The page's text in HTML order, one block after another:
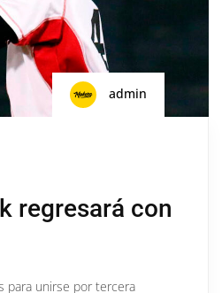
admin
regresará con
para unirse por tercera